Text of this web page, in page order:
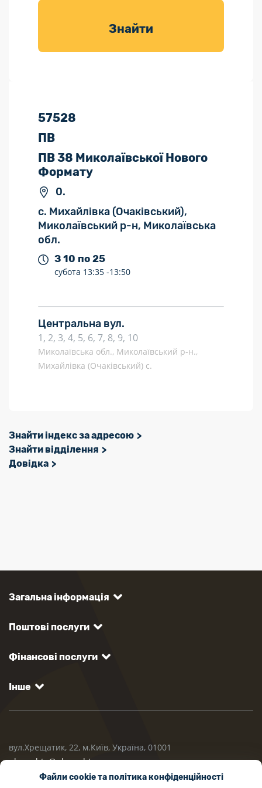
товарів для
Знайти
57528
ПВ
ПВ 38 Миколаївської Нового
Формату
0.
с. Михайлівка (Очаківський),
Миколаївський р-н, Миколаївська
обл.
З 10 по 25
субота 13:35 -13:50
Центральна вул.
1, 2, 3, 4, 5, 6, 7, 8, 9, 10
Миколаївська обл., Миколаївський р-н.,
Михайлівка (Очаківський) с.
Знайти індекс за адресою
Знайти відділення
Довідка
Загальна інформація
Поштові послуги
Фінансові послуги
Інше
вул.Хрещатик, 22, м.Київ, Україна, 01001
ukrposhta@ukrposhta.ua
Файли cookie та політика конфіденційності